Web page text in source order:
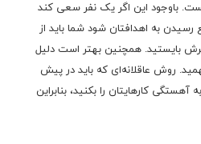
باوجود این اگر یک نفر سعی کند
رسیدن به اهدافتان شود شما باید از
بایستید. همچنین بهتر است دلیل
روش عاقلانه‌ای که باید در پیش
کارهایتان را بکنید، بنابراین